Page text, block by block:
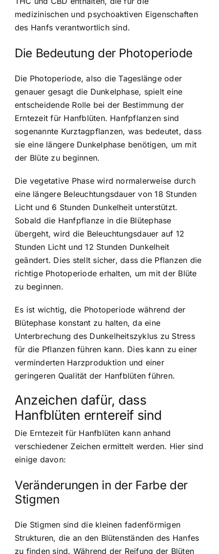
medizinischen und psychoaktiven Eigenschaften
des Hanfs verantwortlich sind.
Die Bedeutung der Photoperiode
Die Photoperiode, also die Tageslänge oder
genauer gesagt die Dunkelphase, spielt eine
entscheidende Rolle bei der Bestimmung der
Erntezeit für Hanfblüten. Hanfpflanzen sind
sogenannte Kurztagpflanzen, was bedeutet, dass
sie eine längere Dunkelphase benötigen, um mit
der Blüte zu beginnen.
Die vegetative Phase wird normalerweise durch
eine längere Beleuchtungsdauer von 18 Stunden
Licht und 6 Stunden Dunkelheit unterstützt.
Sobald die Hanfpflanze in die Blütephase
übergeht, wird die Beleuchtungsdauer auf 12
Stunden Licht und 12 Stunden Dunkelheit
geändert. Dies stellt sicher, dass die Pflanzen die
richtige Photoperiode erhalten, um mit der Blüte
zu beginnen.
Es ist wichtig, die Photoperiode während der
Blütephase konstant zu halten, da eine
Unterbrechung des Dunkelheitszyklus zu Stress
für die Pflanzen führen kann. Dies kann zu einer
verminderten Harzproduktion und einer
geringeren Qualität der Hanfblüten führen.
Anzeichen dafür, dass
Hanfblüten erntereif sind
Die Erntezeit für Hanfblüten kann anhand
verschiedener Zeichen ermittelt werden. Hier sind
einige davon:
Veränderungen in der Farbe der
Stigmen
Die Stigmen sind die kleinen fadenförmigen
Strukturen, die an den Blütenständen des Hanfes
zu finden sind. Während der Reifung der Blüten